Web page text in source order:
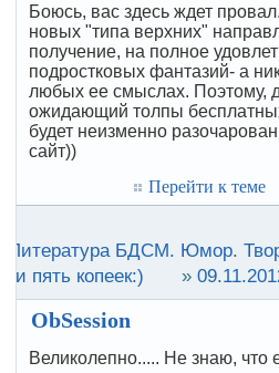
Боюсь, вас здесь ждет
новых "типа верхних"
получение, на полное
подростковых фантазий- а
любых ее смыслах. Поэтому,
ожидающий толпы
будет неизменно
сайт))
Перейти к теме
Литература БДСМ. Юмор.
пять копеек:)
»
ObSession
Великолепно..... Не знаю, что